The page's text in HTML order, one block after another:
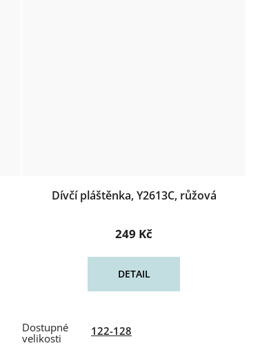
Dívčí pláštěnka, Y2613C, růžová
249 Kč
DETAIL
122-128